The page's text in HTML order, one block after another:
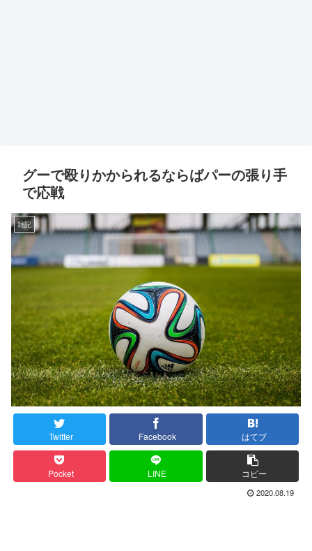
グーで殴りかかられるならばパーの張り手
で応戦
雑記
Twitter Facebook はてブ
Pocket LINE コピー
2020.08.19